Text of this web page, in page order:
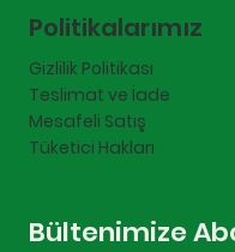
Politikalarımız
Gizlilik Politikası
Teslimat ve İade
Mesafeli Satış
Tüketici Hakları
Bültenimize